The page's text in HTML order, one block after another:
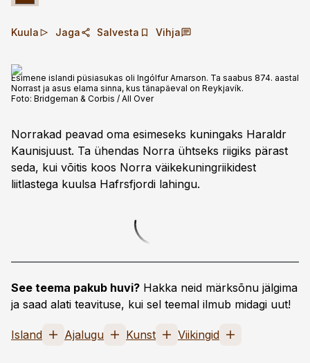
Kuula Jaga Salvesta Vihja
Esimene islandi püsiasukas oli Ingólfur Arnarson. Ta saabus 874. aastal
Norrast ja asus elama sinna, kus tänapäeval on Reykjavík.
Foto: Bridgeman & Corbis / All Over
Norrakad peavad oma esimeseks kuningaks Haraldr
Kaunisjuust. Ta ühendas Norra ühtseks riigiks pärast
seda, kui võitis koos Norra väikekuningriikidest
liitlastega kuulsa Hafrsfjordi lahingu.
See teema pakub huvi? Hakka neid märksõnu jälgima
ja saad alati teavituse, kui sel teemal ilmub midagi uut!
Island Ajalugu Kunst Viikingid